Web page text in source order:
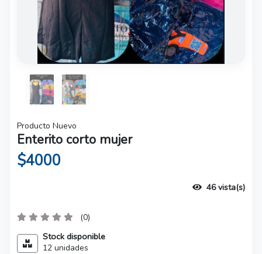
Producto Nuevo
Enterito corto mujer
$4000
46 vista(s)
(0)
Stock disponible
12 unidades